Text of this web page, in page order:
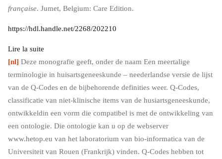
française. Jumet, Belgium: Care Edition.
https://hdl.handle.net/2268/202210
Lire la suite
Terminologie
multilingue
de
médecine
générale
et
de
famille
[nl] Deze monografie geeft, onder de naam Een meertalige
terminologie in huisartsgeneeskunde – neederlandse versie de lijst
van de Q-Codes en de bijbehorende definities weer. Q-Codes,
classificatie van niet-klinische items van de husiartsgeneeskunde,
ontwikkeldin een vorm die compatibel is met de ontwikkeling van
een ontologie. Die ontologie kan u op de webserver
www.hetop.eu van het laboratorium van bio-informatica van de
Universiteit van Rouen (Frankrijk) vinden. Q-Codes hebben tot